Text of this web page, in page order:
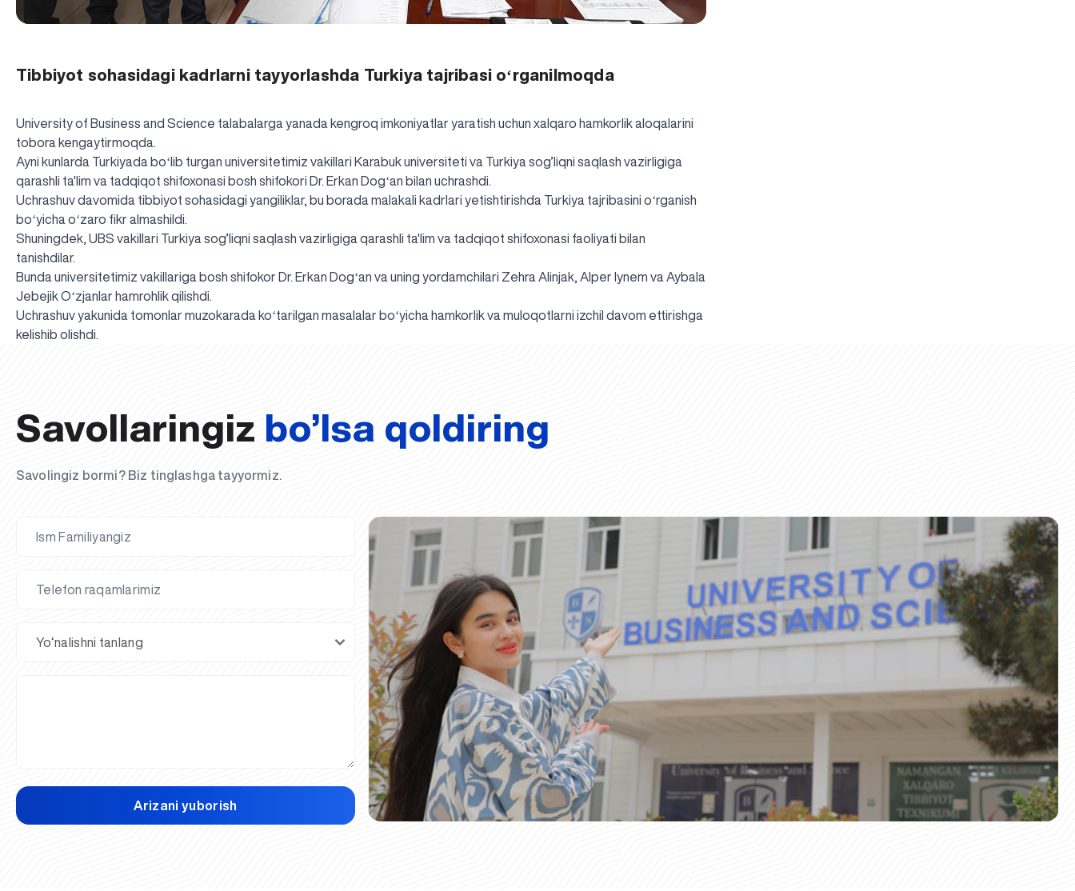
Tibbiyot sohasidagi kadrlarni tayyorlashda Turkiya tajribasi oʻrganilmoqda
University of Business and Science talabalarga yanada kengroq imkoniyatlar yaratish uchun xalqaro hamkorlik aloqalarini
tobora kengaytirmoqda.
Ayni kunlarda Turkiyada boʻlib turgan universitetimiz vakillari Karabuk universiteti va Turkiya sog’liqni saqlash vazirligiga
qarashli ta'lim va tadqiqot shifoxonasi bosh shifokori Dr. Erkan Dogʻan bilan uchrashdi.
Uchrashuv davomida tibbiyot sohasidagi yangiliklar, bu borada malakali kadrlari yetishtirishda Turkiya tajribasini oʻrganish
boʻyicha oʻzaro fikr almashildi.
Shuningdek, UBS vakillari Turkiya sog’liqni saqlash vazirligiga qarashli ta'lim va tadqiqot shifoxonasi faoliyati bilan
tanishdilar.
Bunda universitetimiz vakillariga bosh shifokor Dr. Erkan Dogʻan va uning yordamchilari Zehra Alinjak, Alper Iynem va Aybala
Jebejik Oʻzjanlar hamrohlik qilishdi.
Uchrashuv yakunida tomonlar muzokarada koʻtarilgan masalalar boʻyicha hamkorlik va muloqotlarni izchil davom ettirishga
kelishib olishdi.
Savollaringiz bo’lsa qoldiring
Savolingiz bormi? Biz tinglashga tayyormiz.
Arizani yuborish